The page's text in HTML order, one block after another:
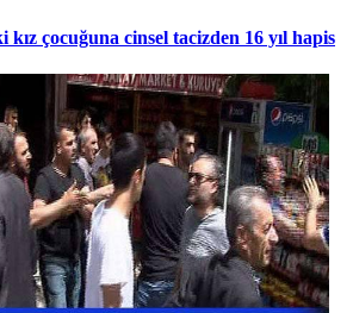
kız çocuğuna cinsel tacizden 16 yıl hapis